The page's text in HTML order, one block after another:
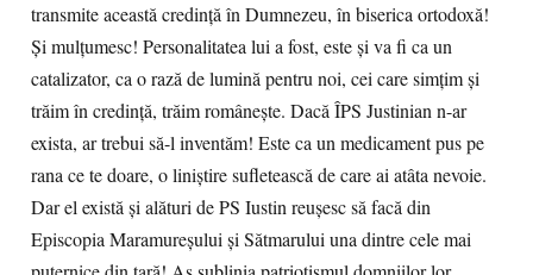
transmite această credinţă în Dumnezeu, în biserica ortodoxă!
Şi mulţumesc! Personalitatea lui a fost, este şi va fi ca un
catalizator, ca o rază de lumină pentru noi, cei care simţim şi
trăim în credinţă, trăim româneşte. Dacă ÎPS Justinian n-ar
exista, ar trebui să-l inventăm! Este ca un medicament pus pe
rana ce te doare, o liniştire sufletească de care ai atâta nevoie.
Dar el există şi alături de PS Iustin reuşesc să facă din
Episcopia Maramureşului şi Sătmarului una dintre cele mai